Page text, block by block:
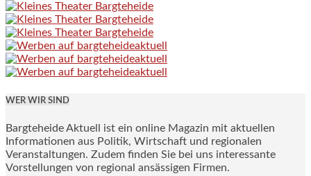
WER WIR SIND
Bargteheide Aktuell ist ein online Magazin mit aktuellen
Informationen aus Politik, Wirtschaft und regionalen
Veranstaltungen. Zudem finden Sie bei uns interessante
Vorstellungen von regional ansässigen Firmen.